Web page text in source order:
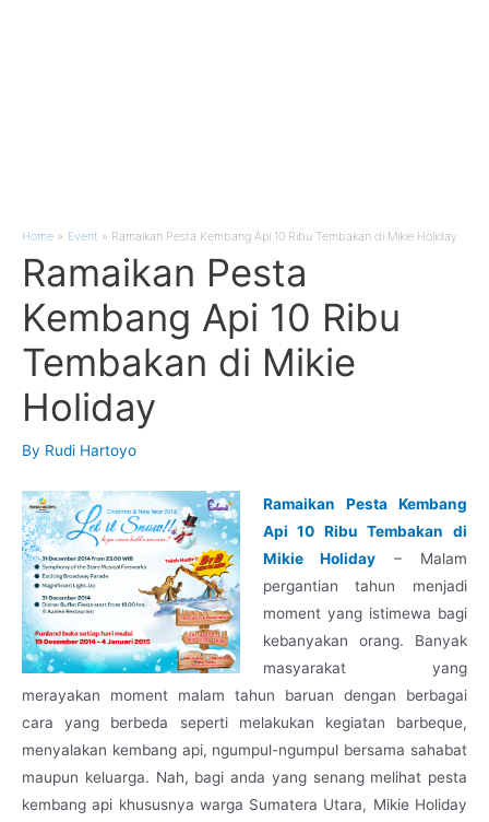
Home Event Ramaikan Pesta Kembang Api 10 Ribu Tembakan di Mikie Holiday
Ramaikan Pesta
Kembang Api 10 Ribu
Tembakan di Mikie
Holiday
By Rudi Hartoyo
Ramaikan Pesta Kembang
Api 10 Ribu Tembakan di
Mikie Holiday – Malam
pergantian tahun menjadi
moment yang istimewa bagi
kebanyakan orang. Banyak
masyarakat yang
merayakan moment malam tahun baruan dengan berbagai
cara yang berbeda seperti melakukan kegiatan barbeque,
menyalakan kembang api, ngumpul-ngumpul bersama sahabat
maupun keluarga. Nah, bagi anda yang senang melihat pesta
kembang api khususnya warga Sumatera Utara, Mikie Holiday